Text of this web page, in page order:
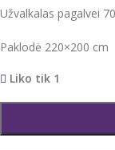
Užvalkalas pagalvei
Paklodė 220×200 cm
Liko tik 1